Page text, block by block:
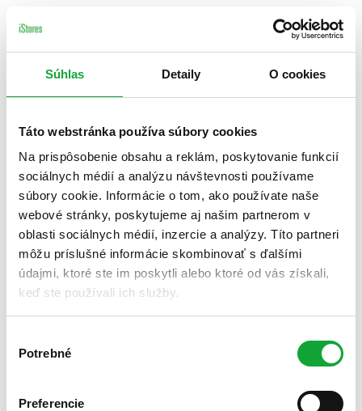
Súhlas Detaily O cookies
Táto webstránka používa súbory cookies
Na prispôsobenie obsahu a reklám, poskytovanie funkcií
sociálnych médií a analýzu návštevnosti používame
súbory cookie. Informácie o tom, ako používate naše
webové stránky, poskytujeme aj našim partnerom v
oblasti sociálnych médií, inzercie a analýzy. Títo partneri
môžu príslušné informácie skombinovať s ďalšími
údajmi, ktoré ste im poskytli alebo ktoré od vás získali,
keď ste používali ich služby.
súhlasu
Potrebné
Preferencie